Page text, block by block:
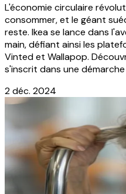
L'économie circulaire
consommer, et le géant
reste. Ikea se lance dans
main, défiant ainsi les
Vinted et Wallapop.
s'inscrit dans une démarche
2 déc. 2024